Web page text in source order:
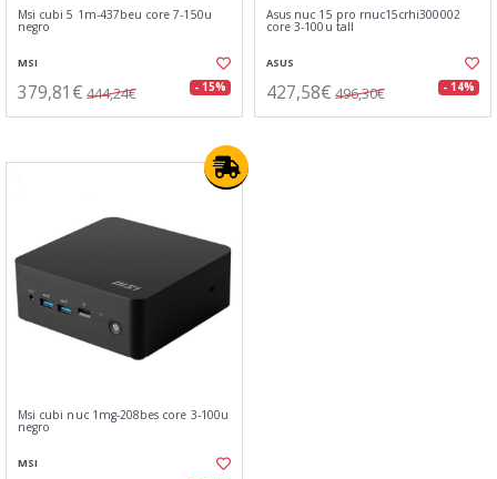
Msi cubi 5 1m-437beu core 7-150u
negro
MSI
379,81€ 444,24€ - 15%
Asus nuc 15 pro rnuc15crhi300002
core 3-100u tall
ASUS
427,58€ 496,30€ - 14%
Msi cubi nuc 1mg-208bes core 3-100u
negro
MSI